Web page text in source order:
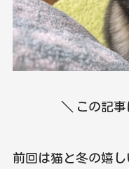
＼ この記
前回は猫と冬の嬉